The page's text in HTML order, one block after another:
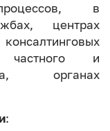
процессов, в
центрах
частного и
органах
: